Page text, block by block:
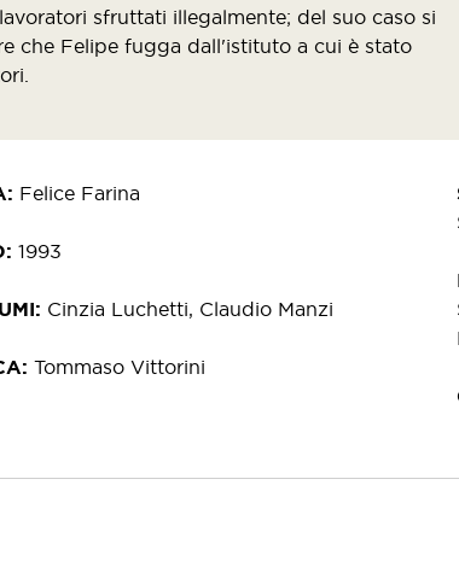
sfruttati illegalmente; del suo caso si
che Felipe fugga dall'istituto a cui è stato
Felice Farina
1993
Cinzia Luchetti, Claudio Manzi
Tommaso Vittorini